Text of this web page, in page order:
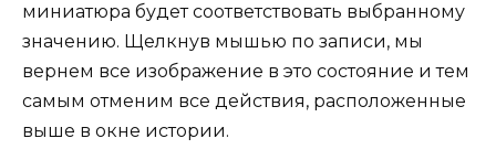
миниатюра будет соответствовать выбранному
значению. Щелкнув мышью по записи, мы
вернем все изображение в это состояние и тем
самым отменим все действия, расположенные
выше в окне истории.